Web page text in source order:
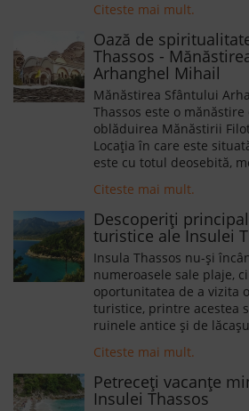
asemenea un club de
doresc să se bucure de o
deosebită se pot bucura
în cadrul Thassos Horse
Citeste mai mult.
Oază de
Thassos -
Arhanghel Mihail
Mănăstirea Sfântului
Thassos este o
oblăduirea Mănăstirii
Locaţia în care este
este cu totul deosebită,
stâncă impozantă, iar la
peşteră, de unde în
agheasmă. Chiar dacă
religioase persoane vă
loc măcar pentru a vă
spectaculoase,
unul dintre cele mai
Thassos. În zilele senine
poate fi admirat Sfântul
Citeste mai mult.
Descoperiți
turistice ale Insulei
Insula Thassos nu-şi
numeroasele sale plaje,
oportunitatea de a vizita
turistice, printre acestea
ruinele antice și de
estul insulei, este în sine
Vizitatorii pot admira
lungi de aproape 4
Citeste mai mult.
Petreceţi vacanţe
Insulei Thassos